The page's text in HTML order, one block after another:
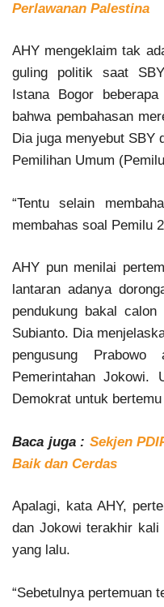
Perlawanan Palestina
AHY mengeklaim tak
guling politik saat
Istana Bogor
bahwa pembahasan
Dia juga menyebut SBY
Pemilihan Umum
“Tentu selain
membahas soal Pemilu
AHY pun menilai
lantaran adanya
pendukung bakal
Subianto. Dia
pengusung
Pemerintahan Jokowi.
Demokrat untuk
Baca juga : Sekjen
Baik dan Cerdas
Apalagi, kata AHY,
dan Jokowi terakhir
yang lalu.
“Sebetulnya pertemuan